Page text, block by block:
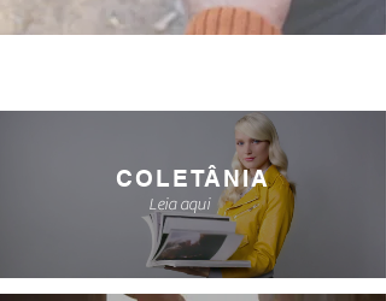
COLETÂNIA
Leia aqui